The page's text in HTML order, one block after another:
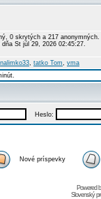
0 skrytých a 217
St júl 29, 2026 02:45:27.
nalimko33, tatko Tom, vma
Heslo:
Nové príspevky
Powered
Slovenský